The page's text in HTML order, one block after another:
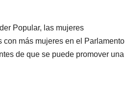
Popular, las mujeres
más mujeres en el Parlamento
de que se puede promover una